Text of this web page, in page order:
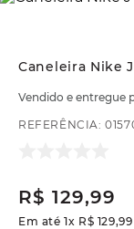
Caneleira Nike
Vendido e entregue
REFERÊNCIA:
R$ 129,99
Em até1x R$ 129,99